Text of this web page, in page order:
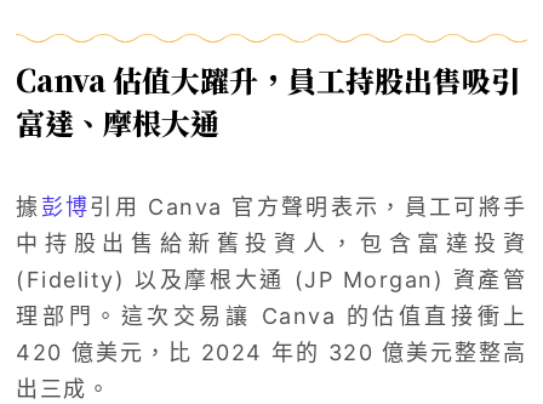
Canva 估值大躍升，員工持股出售吸引
富達、摩根大通
據 彭博引用 Canva 官方聲明表示，員工可將手
中持股出售給新舊投資人，包含富達投資
(Fidelity) 以及摩根大通 (JP Morgan) 資產管
理部門。這次交易讓 Canva 的估值直接衝上
420 億美元，比 2024 年的 320 億美元整整高
出三成。